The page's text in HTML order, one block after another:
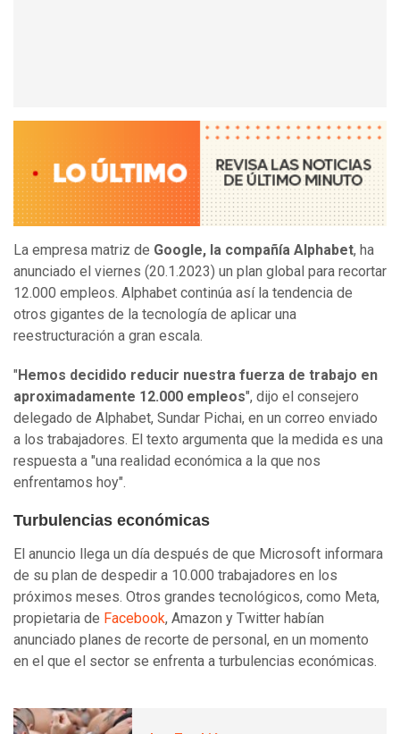
La empresa matriz de Google, la compañía Alphabet, ha
anunciado el viernes (20.1.2023) un plan global para recortar
12.000 empleos. Alphabet continúa así la tendencia de
otros gigantes de la tecnología de aplicar una
reestructuración a gran escala.
" Hemos decidido reducir nuestra fuerza de trabajo en
aproximadamente 12.000 empleos", dijo el consejero
delegado de Alphabet, Sundar Pichai, en un correo enviado
a los trabajadores. El texto argumenta que la medida es una
respuesta a "una realidad económica a la que nos
enfrentamos hoy".
Turbulencias económicas
El anuncio llega un día después de que Microsoft informara
de su plan de despedir a 10.000 trabajadores en los
próximos meses. Otros grandes tecnológicos, como Meta,
propietaria de Facebook, Amazon y Twitter habían
anunciado planes de recorte de personal, en un momento
en el que el sector se enfrenta a turbulencias económicas.